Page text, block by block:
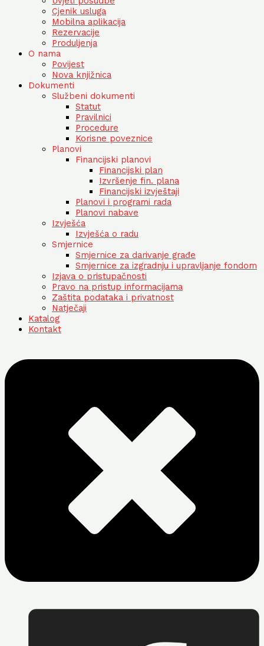
Cjenik usluga
Mobilna aplikacija
Rezervacije
Produljenja
O nama
Povijest
Nova knjižnica
Dokumenti
Službeni dokumenti
Statut
Pravilnici
Procedure
Korisne poveznice
Planovi
Financijski planovi
Financijski plan
Izvršenje fin. plana
Financijski izvještaji
Planovi i programi rada
Planovi nabave
Izvješća
Izvješća o radu
Smjernice
Smjernice za darivanje građe
Smjernice za izgradnju i upravljanje fondom
Izjava o pristupačnosti
Pravo na pristup informacijama
Zaštita podataka i privatnost
Natječaji
Katalog
Kontakt